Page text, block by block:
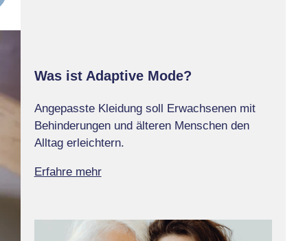
Was ist Adaptive Mode?
Angepasste Kleidung soll Erwachsenen mit
Behinderungen und älteren Menschen den
Alltag erleichtern.
Erfahre mehr